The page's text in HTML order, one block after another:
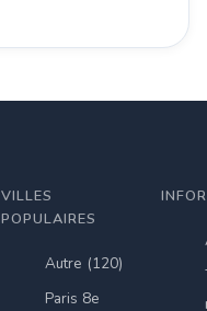
VILLES
POPULAIRES
Autre (120)
Paris 8e